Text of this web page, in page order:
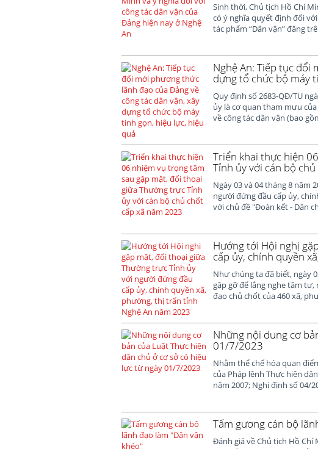
Sinh thời, Chủ tịch Hồ Chí
có ý nghĩa quyết định đối
tác phẩm “Dân vận” đăng
Nghệ An: Tiếp tục đổi
dựng tổ chức bộ máy
Quy định số 2683-QĐ/TU
ủy là cơ quan tham mưu
về công tác dân vận (bao
Triển khai thực hiện
Tỉnh ủy với cán bộ
Ngày 03 và 04 tháng 8 năm
người đứng đầu cấp ủy,
với chủ đề "Đoàn kết - Dân
Hướng tới Hội nghị
cấp ủy, chính quyền
Như chúng ta đã biết, ngày
gặp gỡ để lắng nghe tâm
đạo chủ chốt của 460 xã,
Những nội dung cơ
01/7/2023
Nhằm thể chế hóa quan
của Pháp lệnh Thực hiện
năm 2007; Nghị định số 04/
Tấm gương cán bộ
Đánh giá về Chủ tịch Hồ